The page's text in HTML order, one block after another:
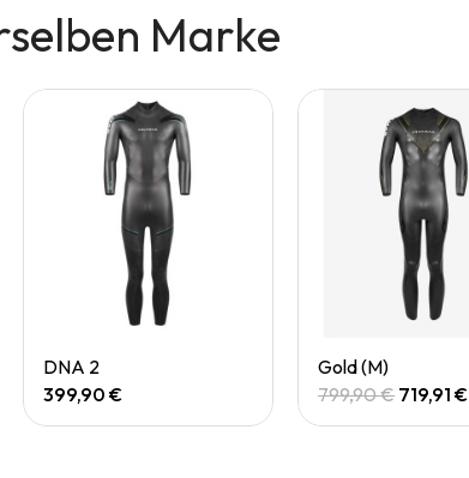
Marke
DNA 2
399,90 €
Quick View
Gold (M)
799,90 € 719,91 €